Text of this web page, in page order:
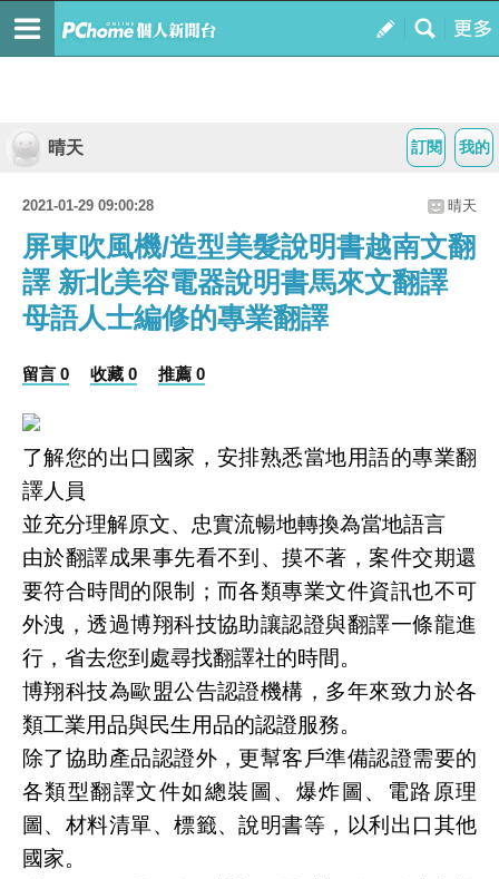
我的
訂閱
晴天
2021-01-29 09:00:28 晴天
屏東吹風機/造型美髮說明書越南文翻
譯 新北美容電器說明書馬來文翻譯
母語人士編修的專業翻譯
留言 0 收藏 0 推薦 0
了解您的出口國家，安排熟悉當地用語的專業翻
譯人員
並充分理解原文、忠實流暢地轉換為當地語言
由於翻譯成果事先看不到、摸不著，案件交期還
要符合時間的限制；而各類專業文件資訊也不可
外洩，透過博翔科技協助讓認證與翻譯一條龍進
行，省去您到處尋找翻譯社的時間。
博翔科技為歐盟公告認證機構，多年來致力於各
類工業用品與民生用品的認證服務。
除了協助產品認證外，更幫客戶準備認證需要的
各類型翻譯文件如總裝圖、爆炸圖、電路原理
圖、材料清單、標籤、說明書等，以利出口其他
國家。